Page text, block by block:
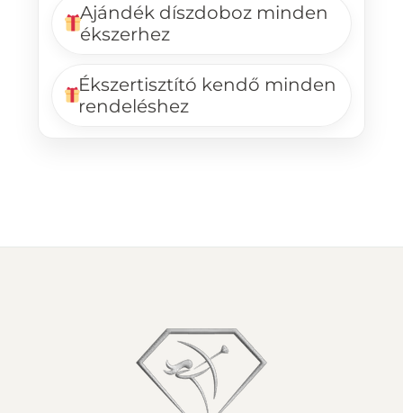
Ajándék díszdoboz minden
ékszerhez
Ékszertisztító kendő minden
rendeléshez